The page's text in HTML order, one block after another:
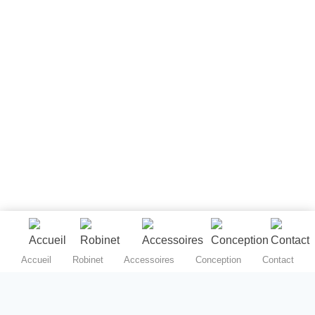
Accueil Robinet Accessoires Conception Contact